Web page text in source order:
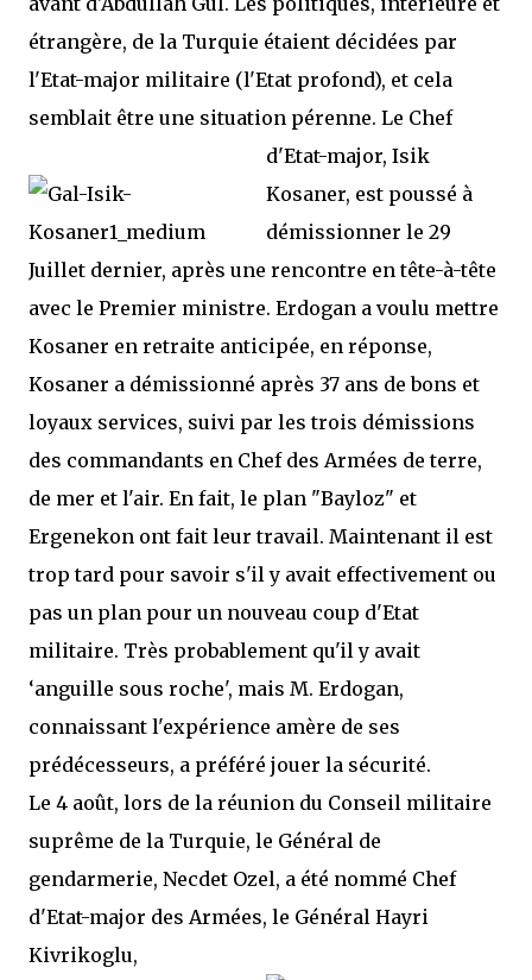
étrangère, de la Turquie étaient décidées par
l'Etat-major militaire (l'Etat profond), et cela
semblait être une situation pérenne. Le Chef
d'Etat-major, Isik
Kosaner, est poussé à
démissionner le 29
Juillet dernier, après une rencontre en tête-à-tête
avec le Premier ministre. Erdogan a voulu mettre
Kosaner en retraite anticipée, en réponse,
Kosaner a démissionné après 37 ans de bons et
loyaux services, suivi par les trois démissions
des commandants en Chef des Armées de terre,
de mer et l'air. En fait, le plan "Bayloz" et
Ergenekon ont fait leur travail. Maintenant il est
trop tard pour savoir s'il y avait effectivement ou
pas un plan pour un nouveau coup d'Etat
militaire. Très probablement qu'il y avait
‘anguille sous roche', mais M. Erdogan,
connaissant l'expérience amère de ses
prédécesseurs, a préféré jouer la sécurité.
Le 4 août, lors de la réunion du Conseil militaire
suprême de la Turquie, le Général de
gendarmerie, Necdet Ozel, a été nommé Chef
d'Etat-major des Armées, le Général Hayri
Kivrikoglu,